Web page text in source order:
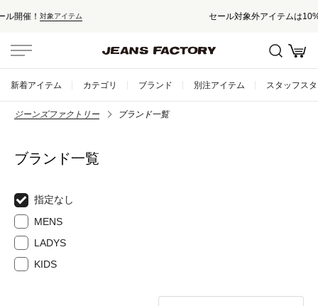
セール対象外アイテムは10%ポイント還元！
新着アイテム カテゴリ ブランド 別注アイテム スタッフス
ジーンズファクトリー ブランド一覧
ブランド一覧
指定なし
MENS
LADYS
KIDS